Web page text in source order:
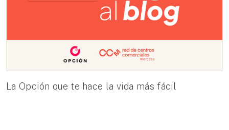
La Opción que te hace la vida más fácil